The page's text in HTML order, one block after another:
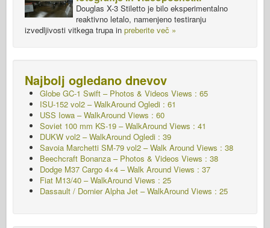
Douglas X-3 Stiletto je bilo eksperimentalno
reaktivno letalo, namenjeno testiranju
izvedljivosti vitkega trupa in preberite več »
Najbolj ogledano dnevov
Globe GC-1 Swift – Photos & Videos Views : 65
ISU-152 vol2 – WalkAround Ogledi : 61
USS Iowa – WalkAround Views : 60
Soviet 100 mm KS-19 – WalkAround Views : 41
DUKW vol2 – WalkAround Ogledi : 39
Savoia Marchetti SM-79 vol2 – Walk Around Views : 38
Beechcraft Bonanza – Photos & Videos Views : 38
Dodge M37 Cargo 4×4 – Walk Around Views : 37
Fiat M13/40 – WalkAround Views : 25
Dassault / Dornier Alpha Jet – WalkAround Views : 25